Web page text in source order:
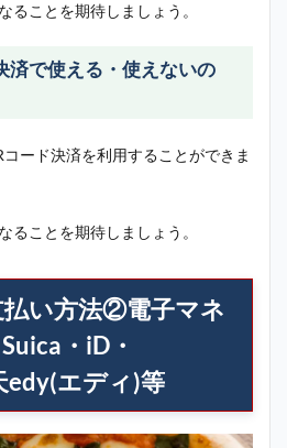
ることを期待しましょう。
済で使える・使えないの
ード決済を利用することができま
ることを期待しましょう。
払い方法②電子マネ
・iD・
edy(エディ)等